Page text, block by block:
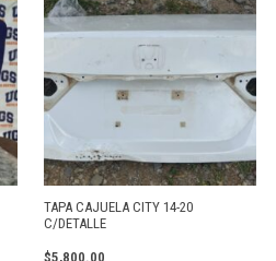
TAPA CAJUELA CITY 14-20
C/DETALLE
$5,800.00